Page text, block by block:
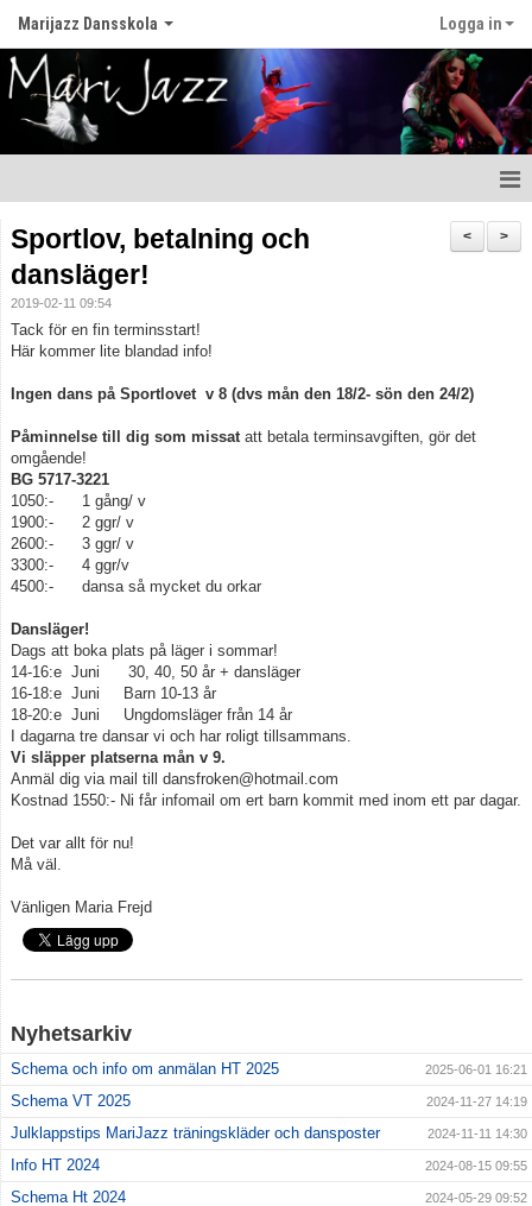
Marijazz Dansskola Logga in
Nyheter
Om vår dansskola
Våra Dansstilar
Kontakt
Kalender
Gästbok
Bildgalleri
Dokument
Länkar
Kundalini Yoga
Schema HT 2026
Dansläger 2026
>
<
Sportlov, betalning och
dansläger!
2019-02-11 09:54
Tack för en fin terminsstart!
Här kommer lite blandad info!
Ingen dans på Sportlovet v 8 (dvs mån den 18/2- sön den 24/2)
Påminnelse till dig som missatatt betala terminsavgiften, gör det
omgående!
BG 5717-3221
1050:- 1 gång/ v
1900:- 2 ggr/ v
2600:- 3 ggr/ v
3300:- 4 ggr/v
4500:- dansa så mycket du orkar
Dansläger!
Dags att boka plats på läger i sommar!
14-16:e Juni 30, 40, 50 år + dansläger
16-18:e Juni Barn 10-13 år
18-20:e Juni Ungdomsläger från 14 år
I dagarna tre dansar vi och har roligt tillsammans.
Vi släpper platserna mån v 9.
Anmäl dig via mail till dansfroken@hotmail.com
Kostnad 1550:- Ni får infomail om ert barn kommit med inom ett par dagar.
Det var allt för nu!
Må väl.
Vänligen Maria Frejd
Nyhetsarkiv
Schema och info om anmälan HT 2025 2025-06-01 16:21
Schema VT 2025 2024-11-27 14:19
Julklappstips MariJazz träningskläder och dansposter 2024-11-11 14:30
Info HT 2024 2024-08-15 09:55
Schema Ht 2024 2024-05-29 09:52